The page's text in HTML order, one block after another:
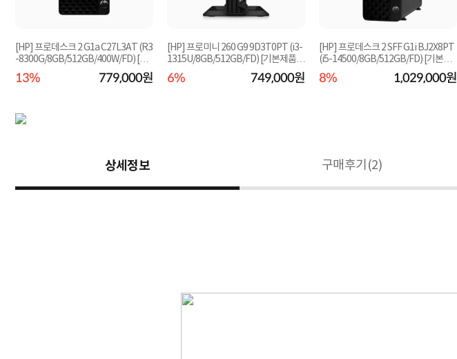
[HP] 프로데스크 2 G1a C27L3AT (R3
-8300G/8GB/512GB/400W/FD) [기
본제품]★오직 컴...
13% 779,000원
[HP] 프로미니 260 G9 9D3T0PT (i3-
1315U/8GB/512GB/FD) [기본제품]
★오직 컴퓨존에...
6% 749,000원
[HP] 프로데스크 2 SFF G1i BJ2X8PT
(i5-14500/8GB/512GB/FD) [기본제
품]★오직 컴퓨...
8% 1,029,000원
상세정보 구매후기(2)